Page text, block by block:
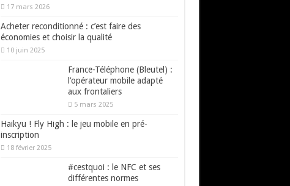
17 mars 2026
Acheter reconditionné : c’est faire des
économies et choisir la qualité
10 juin 2025
France-Téléphone (Bleutel) :
l’opérateur mobile adapté
aux frontaliers
5 mars 2025
Haikyu ! Fly High : le jeu mobile en pré-
inscription
18 février 2025
#cestquoi : le NFC et ses
différentes normes